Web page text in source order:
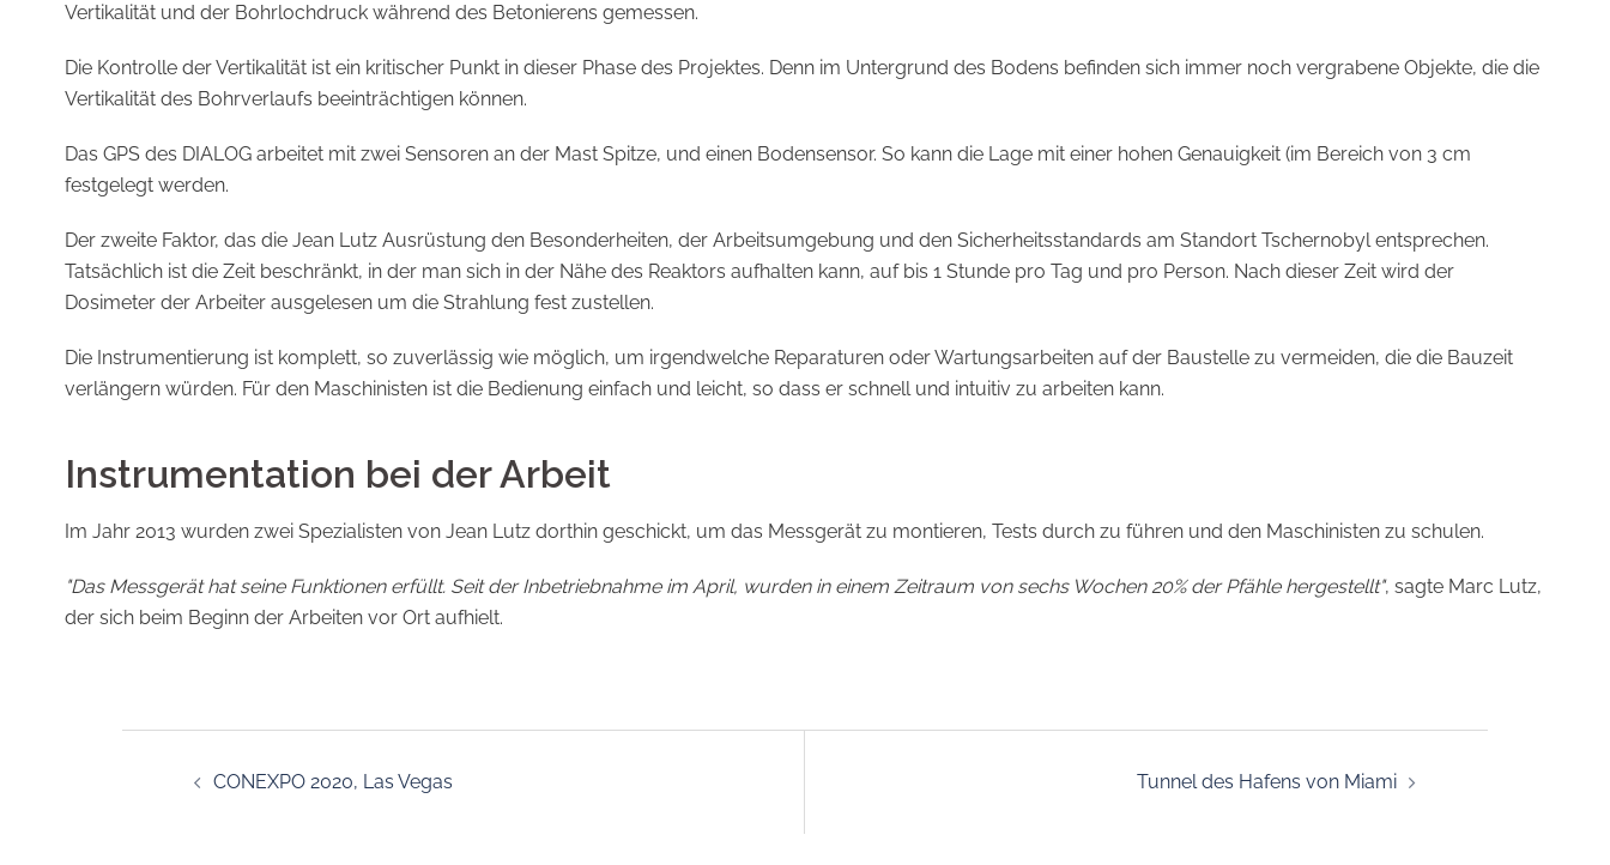
Vertikalität und der Bohrlochdruck während des Betonierens gemessen.
Die Kontrolle der Vertikalität ist ein kritischer Punkt in dieser Phase des Projektes. Denn im Untergrund des Bodens befinden sich immer noch vergrabene Objekte, die die
Vertikalität des Bohrverlaufs beeinträchtigen können.
Das GPS des DIALOG arbeitet mit zwei Sensoren an der Mast Spitze, und einen Bodensensor. So kann die Lage mit einer hohen Genauigkeit (im Bereich von 3 cm
festgelegt werden.
Der zweite Faktor, das die Jean Lutz Ausrüstung den Besonderheiten, der Arbeitsumgebung und den Sicherheitsstandards am Standort Tschernobyl entsprechen.
Tatsächlich ist die Zeit beschränkt, in der man sich in der Nähe des Reaktors aufhalten kann, auf bis 1 Stunde pro Tag und pro Person. Nach dieser Zeit wird der
Dosimeter der Arbeiter ausgelesen um die Strahlung fest zustellen.
Die Instrumentierung ist komplett, so zuverlässig wie möglich, um irgendwelche Reparaturen oder Wartungsarbeiten auf der Baustelle zu vermeiden, die die Bauzeit
verlängern würden. Für den Maschinisten ist die Bedienung einfach und leicht, so dass er schnell und intuitiv zu arbeiten kann.
Instrumentation bei der Arbeit
Im Jahr 2013 wurden zwei Spezialisten von Jean Lutz dorthin geschickt, um das Messgerät zu montieren, Tests durch zu führen und den Maschinisten zu schulen.
"Das Messgerät hat seine Funktionen erfüllt. Seit der Inbetriebnahme im April, wurden in einem Zeitraum von sechs Wochen 20% der Pfähle hergestellt", sagte Marc Lutz,
der sich beim Beginn der Arbeiten vor Ort aufhielt.
CONEXPO 2020, Las Vegas Tunnel des Hafens von Miami